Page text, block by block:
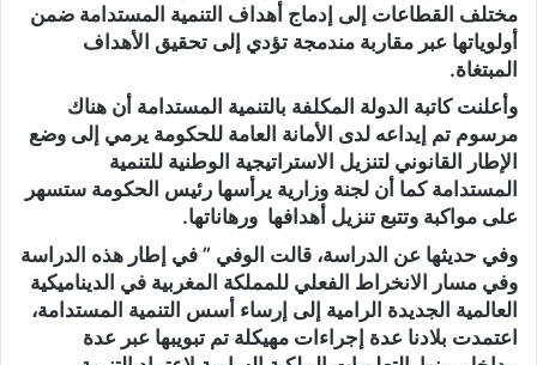
مختلف القطاعات إلى إدماج أهداف التنمية المستدامة ضمن
أولوياتها عبر مقاربة مندمجة تؤدي إلى تحقيق الأهداف
المبتغاة.
وأعلنت كاتبة الدولة المكلفة بالتنمية المستدامة أن هناك
مرسوم تم إيداعه لدى الأمانة العامة للحكومة يرمي إلى وضع
الإطار القانوني لتنزيل الاستراتيجية الوطنية للتنمية
المستدامة كما أن لجنة وزارية يرأسها رئيس الحكومة ستسهر
على مواكبة وتتبع تنزيل أهدافها ورهاناتها.
وفي حديثها عن الدراسة، قالت الوفي ” في إطار هذه الدراسة
وفي مسار الانخراط الفعلي للمملكة المغربية في الديناميكية
العالمية الجديدة الرامية إلى إرساء أسس التنمية المستدامة،
اعتمدت بلادنا عدة إجراءات مهيكلة تم تبويبها عبر عدة